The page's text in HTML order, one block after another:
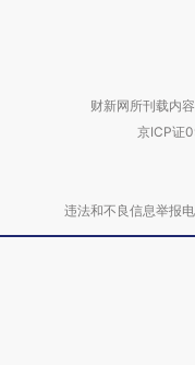
财新网所刊载内
京ICP证
违法和不良信息举报